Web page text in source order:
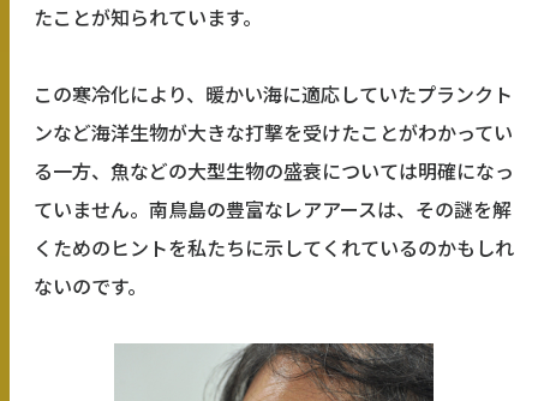
たことが知られています。
この寒冷化により、暖かい海に適応していたプランクト
ンなど海洋生物が大きな打撃を受けたことがわかってい
る一方、魚などの大型生物の盛衰については明確になっ
ていません。南鳥島の豊富なレアアースは、その謎を解
くためのヒントを私たちに示してくれているのかもしれ
ないのです。